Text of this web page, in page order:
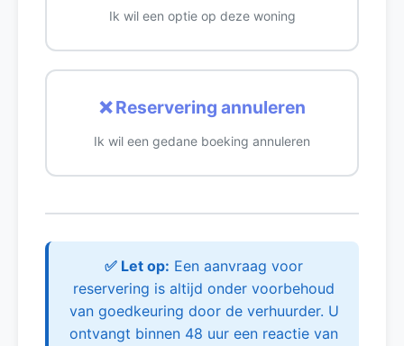
Ik wil een optie op deze woning
❌ Reservering annuleren
Ik wil een gedane boeking annuleren
✅ Let op: Een aanvraag voor
reservering is altijd onder voorbehoud
van goedkeuring door de verhuurder. U
ontvangt binnen 48 uur een reactie van